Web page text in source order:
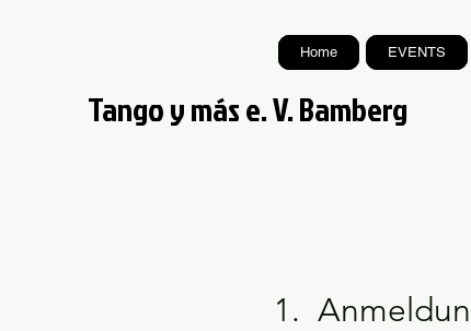
Home EVENTS
Tango y más e. V. Bamberg
1.